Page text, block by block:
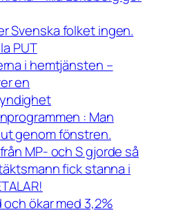
Svenska folket ingen.
PUT
i hemtjänsten –
en
: Man
genom fönstren.
MP- och S gjorde så
fick stanna i
och ökar med 3,2%